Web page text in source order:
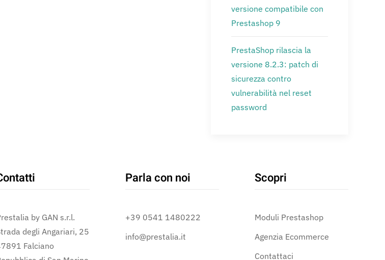
versione compatibile con
Prestashop 9
PrestaShop rilascia la
versione 8.2.3: patch di
sicurezza contro
vulnerabilità nel reset
password
by GAN s.r.l.
degli Angariari, 25
Falciano
Parla con noi
+39 0541 1480222
info@prestalia.it
Scopri
Moduli Prestashop
Agenzia Ecommerce
Contattaci